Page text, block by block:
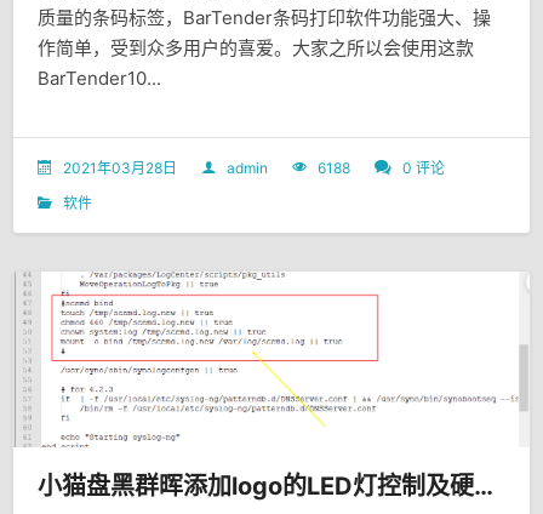
质量的条码标签，BarTender条码打印软件功能强大、操
作简单，受到众多用户的喜爱。大家之所以会使用这款
BarTender10...
2021年03月28日 admin 6188
0 评论
软件
小猫盘黑群晖添加logo的LED灯控制及硬盘休眠功能